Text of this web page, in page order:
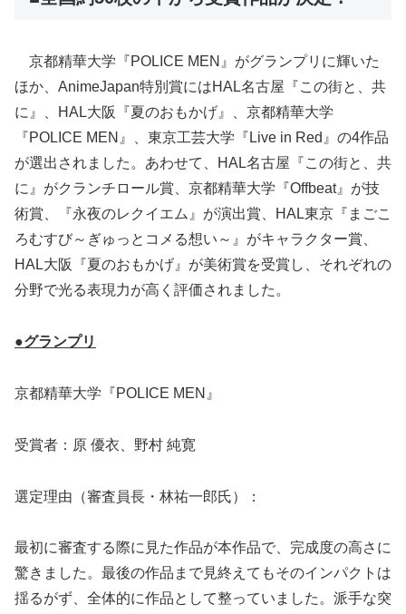
京都精華大学『POLICE MEN』がグランプリに輝いた
ほか、AnimeJapan特別賞にはHAL名古屋『この街と、共
に』、HAL大阪『夏のおもかげ』、京都精華大学
『POLICE MEN』、東京工芸大学『Live in Red』の4作品
が選出されました。あわせて、HAL名古屋『この街と、共
に』がクランチロール賞、京都精華大学『Offbeat』が技
術賞、『永夜のレクイエム』が演出賞、HAL東京『まごこ
ろむすび～ぎゅっとコメる想い～』がキャラクター賞、
HAL大阪『夏のおもかげ』が美術賞を受賞し、それぞれの
分野で光る表現力が高く評価されました。
●グランプリ
京都精華大学『POLICE MEN』
受賞者：原 優衣、野村 純寛
選定理由（審査員長・林祐一郎氏）：
最初に審査する際に見た作品が本作品で、完成度の高さに
驚きました。最後の作品まで見終えてもそのインパクトは
揺るがず、全体的に作品として整っていました。派手な突